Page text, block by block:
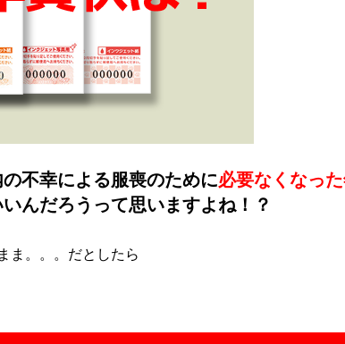
不幸による服喪のために必要なくなっ
んだろうって思いますよね！？
ま。。。だとしたら